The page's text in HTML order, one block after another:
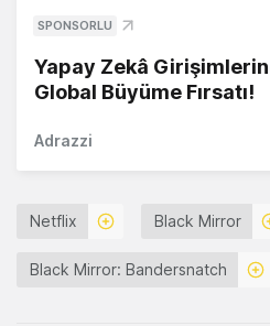
SPONSORLU
Yapay Zekâ
Global Büyüme Fırsatı!
Adrazzi
Netflix Black Mirror
Black Mirror: Bandersnatch